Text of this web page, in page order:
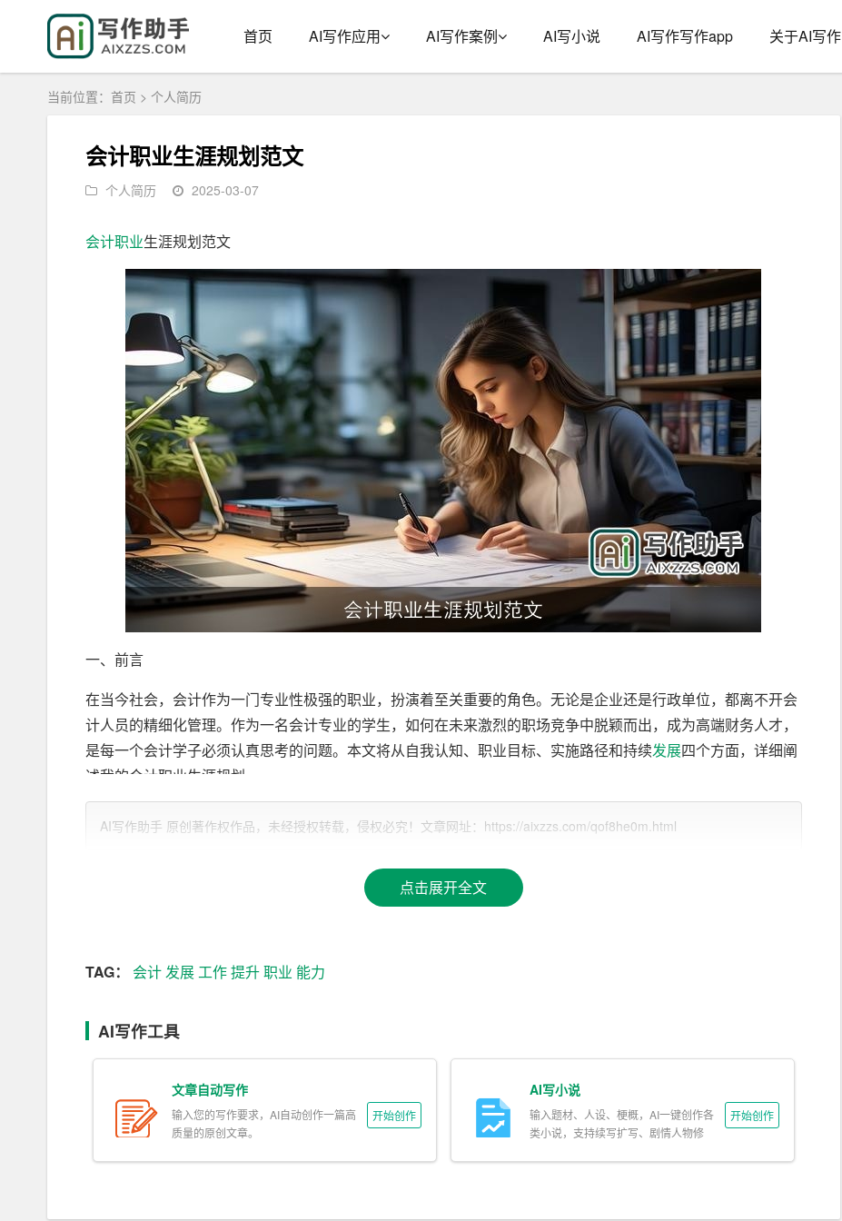
首页 AI写作应用 AI写作案例 AI写小说 AI写作写作app 关于AI写作
当前位置： 首页 > 个人简历
会计职业生涯规划范文
个人简历 2025-03-07
会计职业生涯规划范文
一、前言
在当今社会，会计作为一门专业性极强的职业，扮演着至关重要的角色。无论是企业还是行政单位，都离不开会
计人员的精细化管理。作为一名会计专业的学生，如何在未来激烈的职场竞争中脱颖而出，成为高端财务人才，
是每一个会计学子必须认真思考的问题。本文将从自我认知、职业目标、实施路径和持续发展四个方面，详细阐
述我的会计职业生涯规划。
二、自我认知
我对会计职业有着浓厚的兴趣。喜欢从事高效有序的工作，尤其是企事业或行政单位的财务管理与执行工作。我
密的联系。对于明确规定的任务，我能够很好地完成。
符合社会需求。我相信，对于未来所选择的工作，我能够很快适应并胜任。
（三）个人特质
AI写作助手 原创著作权作品，未经授权转载，侵权必究！文章网址：https://aixzzs.com/qof8he0m.html
点击展开全文
TAG： 会计发展工作提升职业 能力
AI写作工具
文章自动写作
输入您的写作要求，AI自动创作一篇高
质量的原创文章。
开始创作
AI写小说
输入题材、人设、梗概，AI一键创作各
类小说，支持续写扩写、剧情人物修
开始创作